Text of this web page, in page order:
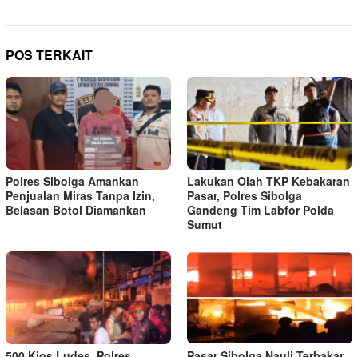
POS TERKAIT
Polres Sibolga Amankan
Penjualan Miras Tanpa Izin,
Belasan Botol Diamankan
Lakukan Olah TKP Kebakaran
Pasar, Polres Sibolga
Gandeng Tim Labfor Polda
Sumut